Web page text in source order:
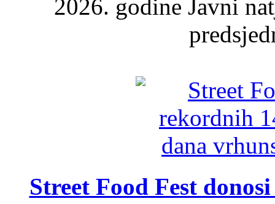
2026. godine Javni
Street Food Fest